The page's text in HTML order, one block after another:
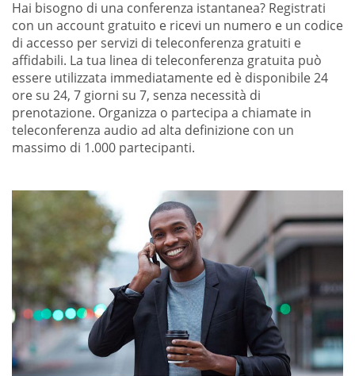
Hai bisogno di una conferenza istantanea? Registrati
con un account gratuito e ricevi un numero e un codice
di accesso per servizi di teleconferenza gratuiti e
affidabili. La tua linea di teleconferenza gratuita può
essere utilizzata immediatamente ed è disponibile 24
ore su 24, 7 giorni su 7, senza necessità di
prenotazione. Organizza o partecipa a chiamate in
teleconferenza audio ad alta definizione con un
massimo di 1.000 partecipanti.